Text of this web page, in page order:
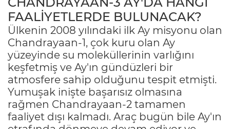
FAALİYETLERDE BULUNACAK?
Ülkenin 2008 yılındaki ilk Ay misyonu olan
Chandrayaan-1, çok kuru olan Ay
yüzeyinde su moleküllerinin varlığını
keşfetmiş ve Ay'ın gündüzleri bir
atmosfere sahip olduğunu tespit etmişti.
Yumuşak inişte başarısız olmasına
rağmen Chandrayaan-2 tamamen
faaliyet dışı kalmadı. Araç bugün bile Ay'ın